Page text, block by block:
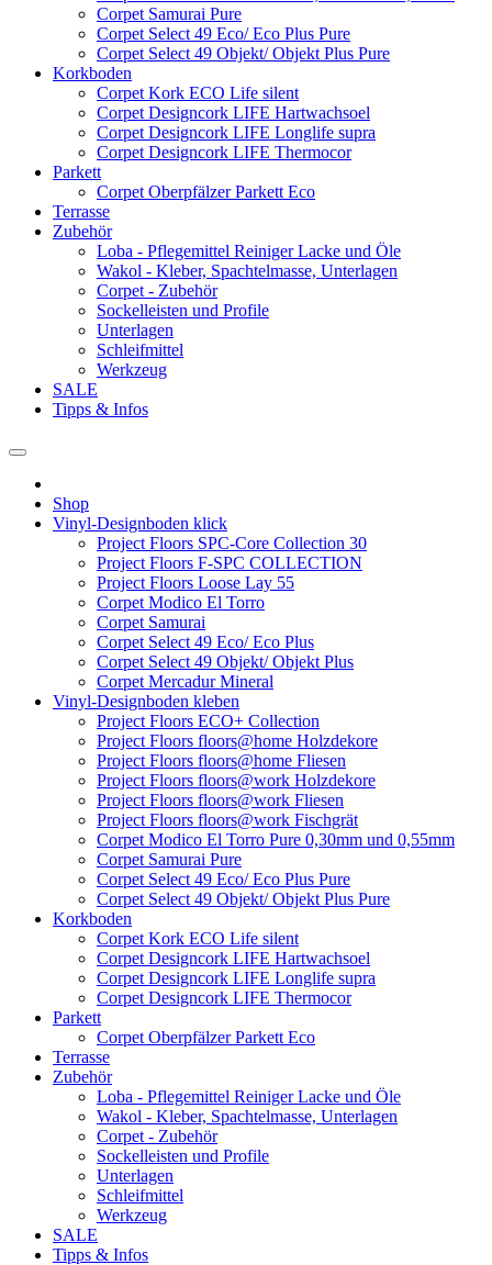
Corpet Samurai Pure
Corpet Select 49 Eco/ Eco Plus Pure
Corpet Select 49 Objekt/ Objekt Plus Pure
Korkboden
Corpet Kork ECO Life silent
Corpet Designcork LIFE Hartwachsoel
Corpet Designcork LIFE Longlife supra
Corpet Designcork LIFE Thermocor
Parkett
Corpet Oberpfälzer Parkett Eco
Terrasse
Zubehör
Loba - Pflegemittel Reiniger Lacke und Öle
Wakol - Kleber, Spachtelmasse, Unterlagen
Corpet - Zubehör
Sockelleisten und Profile
Unterlagen
Schleifmittel
Werkzeug
SALE
Tipps & Infos
Shop
Vinyl-Designboden klick
Project Floors SPC-Core Collection 30
Project Floors F-SPC COLLECTION
Project Floors Loose Lay 55
Corpet Modico El Torro
Corpet Samurai
Corpet Select 49 Eco/ Eco Plus
Corpet Select 49 Objekt/ Objekt Plus
Corpet Mercadur Mineral
Vinyl-Designboden kleben
Project Floors ECO+ Collection
Project Floors floors@home Holzdekore
Project Floors floors@home Fliesen
Project Floors floors@work Holzdekore
Project Floors floors@work Fliesen
Project Floors floors@work Fischgrät
Corpet Modico El Torro Pure 0,30mm und 0,55mm
Corpet Samurai Pure
Corpet Select 49 Eco/ Eco Plus Pure
Corpet Select 49 Objekt/ Objekt Plus Pure
Korkboden
Corpet Kork ECO Life silent
Corpet Designcork LIFE Hartwachsoel
Corpet Designcork LIFE Longlife supra
Corpet Designcork LIFE Thermocor
Parkett
Corpet Oberpfälzer Parkett Eco
Terrasse
Zubehör
Loba - Pflegemittel Reiniger Lacke und Öle
Wakol - Kleber, Spachtelmasse, Unterlagen
Corpet - Zubehör
Sockelleisten und Profile
Unterlagen
Schleifmittel
Werkzeug
SALE
Tipps & Infos